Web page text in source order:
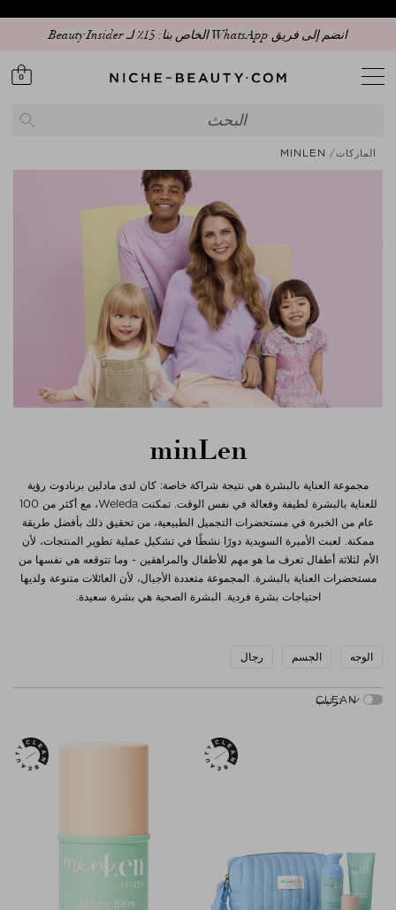
انضم إلى فريق WhatsApp الخاص بنا: 15٪ لـ Beauty Insider
0
الماركات MINLEN
minLen
مجموعة العناية بالبشرة هي نتيجة شراكة خاصة: كان لدى مادلين برنادوت رؤية
للعناية بالبشرة لطيفة وفعالة في نفس الوقت. تمكنت Weleda، مع أكثر من 100
عام من الخبرة في مستحضرات التجميل الطبيعية، من تحقيق ذلك بأفضل طريقة
ممكنة. لعبت الأميرة السويدية دورًا نشطًا في تشكيل عملية تطوير المنتجات، لأن
الأم لثلاثة أطفال تعرف ما هو مهم للأطفال والمراهقين - وما تتوقعه هي نفسها من
مستحضرات العناية بالبشرة. المجموعة متعددة الأجيال، لأن العائلات متنوعة ولديها
احتياجات بشرة فردية. البشرة الصحية هي بشرة سعيدة.
الوجه الجسم رجال
ترتيب